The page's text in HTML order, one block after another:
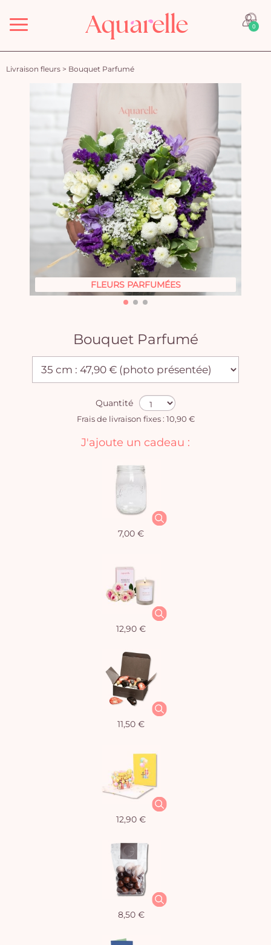
Menu 0
Livraison fleurs > Bouquet Parfumé
FLEURS PARFUMÉES
Bouquet Parfumé
Quantité
Frais de livraison fixes : 10,90 €
J'ajoute un cadeau :
7,00 €
12,90 €
11,50 €
12,90 €
8,50 €